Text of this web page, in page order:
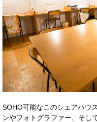
SOHO可能なこのシェアハウ
ンやフォトグラファー、そし